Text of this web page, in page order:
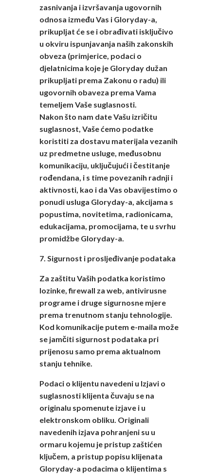
zasnivanja i izvršavanja ugovornih
odnosa između Vas i Gloryday-a,
prikupljat će se i obrađivati isključivo
u okviru ispunjavanja naših zakonskih
obveza (primjerice, podaci o
djelatnicima koje je Gloryday dužan
prikupljati prema Zakonu o radu) ili
ugovornih obaveza prema Vama
temeljem Vaše suglasnosti.
Nakon što nam date Vašu izričitu
suglasnost, Vaše ćemo podatke
koristiti za dostavu materijala vezanih
uz predmetne usluge, međusobnu
komunikaciju, uključujući i čestitanje
rođendana, i s time povezanih radnji i
aktivnosti, kao i da Vas obavijestimo o
ponudi usluga Gloryday-a, akcijama s
popustima, novitetima, radionicama,
edukacijama, promocijama, te u svrhu
promidžbe Gloryday-a.
7. Sigurnost i prosljeđivanje podataka
Za zaštitu Vaših podatka koristimo
lozinke, firewall za web, antivirusne
programe i druge sigurnosne mjere
prema trenutnom stanju tehnologije.
Kod komunikacije putem e-maila može
se jamčiti sigurnost podataka pri
prijenosu samo prema aktualnom
stanju tehnike.
Podaci o klijentu navedeni u Izjavi o
suglasnosti klijenta čuvaju se na
originalu spomenute izjave i u
elektronskom obliku. Originali
navedenih izjava pohranjeni su u
ormaru kojemu je pristup zaštićen
ključem, a pristup popisu klijenata
Gloryday-a podacima o klijentima s